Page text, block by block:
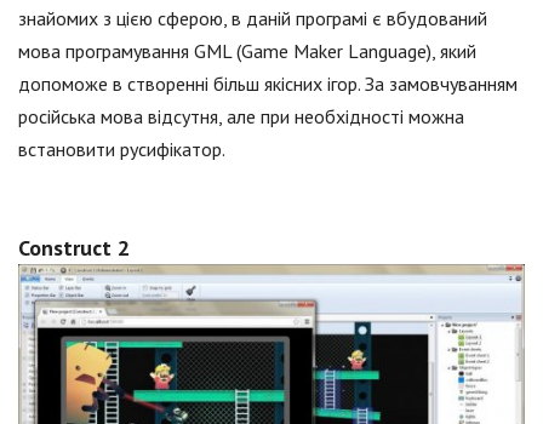
знайомих з цією сферою, в даній програмі є вбудований
мова програмування GML (Game Maker Language), який
допоможе в створенні більш якісних ігор. За замовчуванням
російська мова відсутня, але при необхідності можна
встановити русифікатор.
Construct 2